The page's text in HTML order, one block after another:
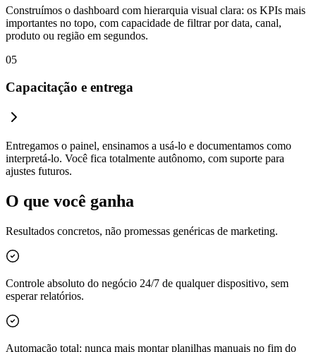
Construímos o dashboard com hierarquia visual clara: os KPIs mais
importantes no topo, com capacidade de filtrar por data, canal,
produto ou região em segundos.
05
Capacitação e entrega
Entregamos o painel, ensinamos a usá-lo e documentamos como
interpretá-lo. Você fica totalmente autônomo, com suporte para
ajustes futuros.
O que você ganha
Resultados concretos, não promessas genéricas de marketing.
Controle absoluto do negócio 24/7 de qualquer dispositivo, sem
esperar relatórios.
Automação total: nunca mais montar planilhas manuais no fim do